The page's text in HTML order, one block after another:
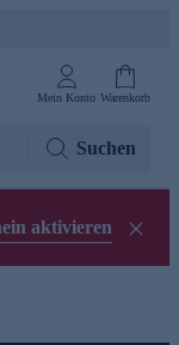
Mein Konto Warenkorb
Suchen
aktivieren